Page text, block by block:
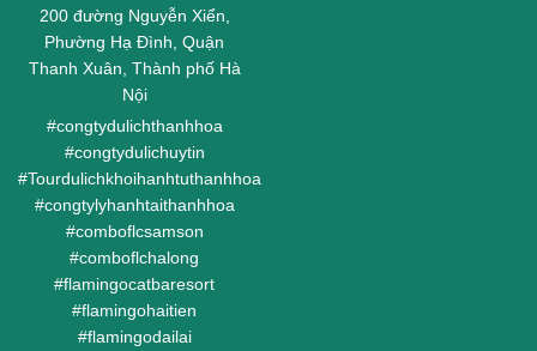
200 đường Nguyễn Xiển,
Phường Hạ Đình, Quận
Thanh Xuân, Thành phố Hà
Nội
#congtydulichthanhhoa
#congtydulichuytin
#Tourdulichkhoihanhtuthanhhoa
#congtylyhanhtaithanhhoa
#comboflcsamson
#comboflchalong
#flamingocatbaresort
#flamingohaitien
#flamingodailai